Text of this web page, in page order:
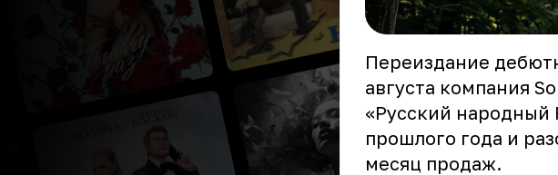
Переиздание
августа компания
«Русский народный
прошлого года и
месяц продаж.